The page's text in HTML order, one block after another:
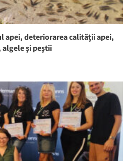
apei, deteriorarea calităţii apei,
şi peştii